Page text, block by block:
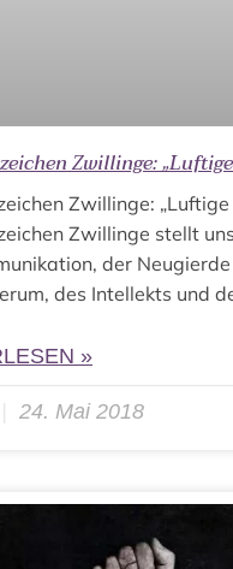
Zwillinge:
Zwillinge: „Luftige
Zwillinge stellt
der
des Intellekts und
»
24. Mai 2018